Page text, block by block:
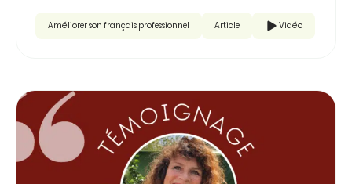
Améliorer son français professionnel Article Vidéo